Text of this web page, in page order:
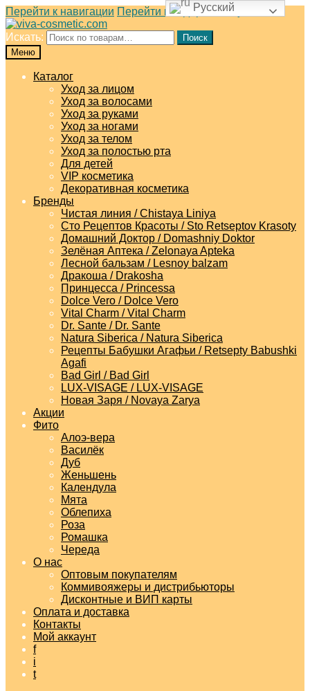
Перейти к навигации Перейти к содержимому
Искать:
Поиск
Меню
Каталог
Уход за лицом
Уход за волосами
Уход за руками
Уход за ногами
Уход за телом
Уход за полостью рта
Для детей
VIP косметика
Декоративная косметика
Бренды
Чистая линия / Chistaya Liniya
Сто Рецептов Красоты / Sto Retseptov Krasoty
Домашний Доктор / Domashniy Doktor
Зелёная Аптека / Zelonaya Apteka
Лесной бальзам / Lesnoy balzam
Дракоша / Drakosha
Принцесса / Princessa
Dolce Vero / Dolce Vero
Vital Charm / Vital Charm
Dr. Sante / Dr. Sante
Natura Siberica / Natura Siberica
Рецепты Бабушки Агафьи / Retsepty Babushki
Agafi
Bad Girl / Bad Girl
LUX-VISAGE / LUX-VISAGE
Новая Заря / Novaya Zarya
Акции
Фито
Алоэ-вера
Василёк
Дуб
Женьшень
Календула
Мята
Облепиха
Роза
Ромашка
Череда
О нас
Оптовым покупателям
Коммивояжеры и дистрибьюторы
Дисконтные и ВИП карты
Оплата и доставка
Контакты
Мой аккаунт
f
i
t
Русский